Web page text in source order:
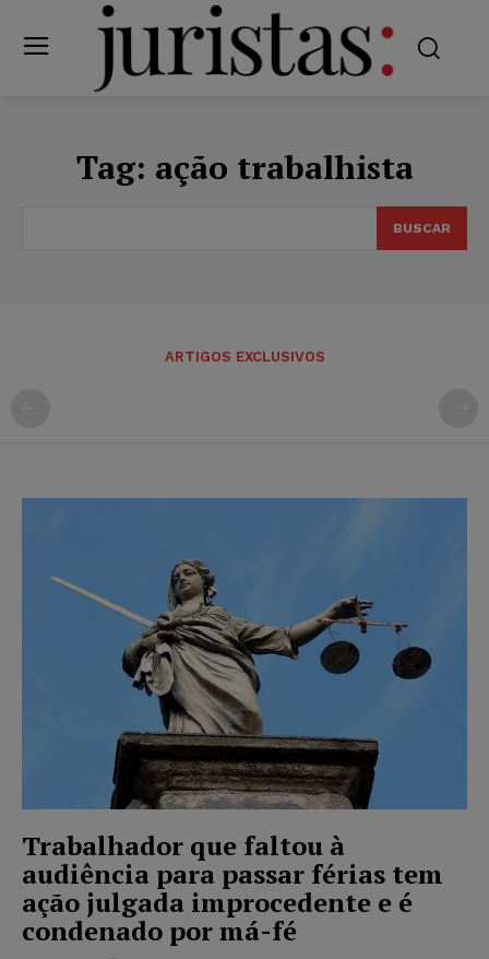
Tag: ação trabalhista
BUSCAR
ARTIGOS EXCLUSIVOS
Trabalhador que faltou à
audiência para passar férias tem
ação julgada improcedente e é
condenado por má-fé